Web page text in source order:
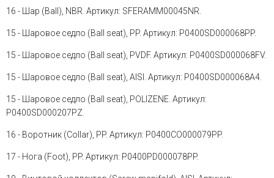
16 - Шар (Ball), NBR. Артикул: SFERAMM00045NR.
15 - Шаровое седло (Ball seat), PP. Артикул: P0400SD000068PP.
15 - Шаровое седло (Ball seat), PVDF. Артикул: P0400SD000068FV.
15 - Шаровое седло (Ball seat), AISI. Артикул: P0400SD000068A4.
15 - Шаровое седло (Ball seat), POLIZENE. Артикул:
P0400SD000207PZ.
16 - Воротник (Collar), PP. Артикул: P0400CO000079PP.
17 - Нога (Foot), PP. Артикул: P0400PD000078PP.